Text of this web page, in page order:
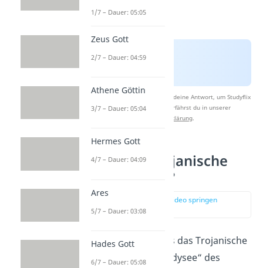
Nach Beantwortung speichern wir deine Antwort, um Studyflix
zu verbessern. Mehr dazu erfährst du in unserer
Datenschutzerklärung.
Gab es das trojanische
Pferd wirklich?
zur Stelle im Video springen
(02:34)
Du musst wissen, dass das Trojanische
Pferd in dem Werk „Odysee“ des
1/7 – Dauer: 05:05
Zeus Gott
2/7 – Dauer: 04:59
Athene Göttin
3/7 – Dauer: 05:04
Hermes Gott
4/7 – Dauer: 04:09
Ares
5/7 – Dauer: 03:08
Hades Gott
6/7 – Dauer: 05:08